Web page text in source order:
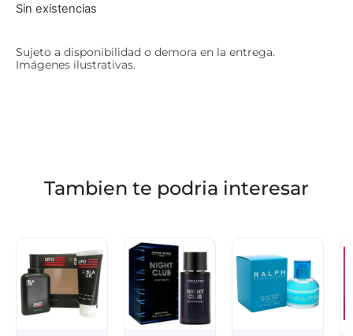
Sin existencias
Sujeto a disponibilidad o demora en la entrega.
Imágenes ilustrativas.
Tambien te podria interesar